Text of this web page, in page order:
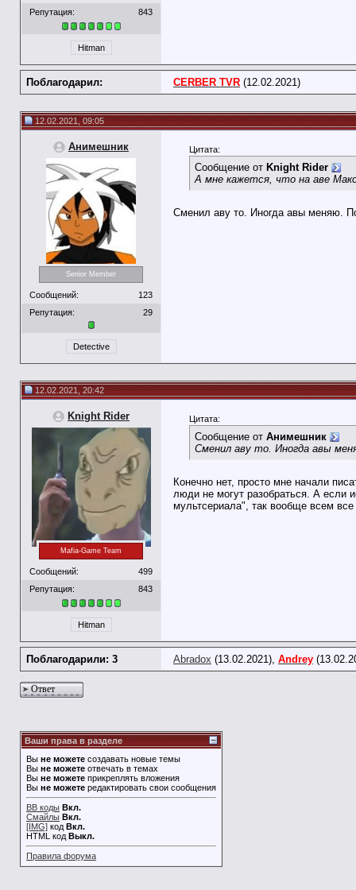
Репутация:
843
Hitman
Поблагодарил: CERBER TVR (12.02.2021)
12.02.2021, 09:05
Анимешник
Senior Member
Сообщений:
123
Репутация:
29
Detective
Цитата:
Сообщение от Knight Rider
А мне кажется, что на аве
Сменил аву то. Иногда авы меняю.
12.02.2021, 20:42
Knight Rider
Mafia-Game Team
Сообщений:
499
Репутация:
843
Hitman
Цитата:
Сообщение от Анимешник
Сменил аву то. Иногда авы
Конечно нет, просто мне начали
люди не могут разобраться. А если
мультсериала", так вообще всем все
Поблагодарили: 3 Abradox (13.02.2021), Andrey
Ответ
Ваши права в разделе
Вы не можете создавать новые темы
Вы не можете отвечать в темах
Вы не можете прикреплять вложения
Вы не можете редактировать свои сообщения
BB коды Вкл.
Смайлы Вкл.
[IMG] код Вкл.
HTML код Выкл.
Правила форума